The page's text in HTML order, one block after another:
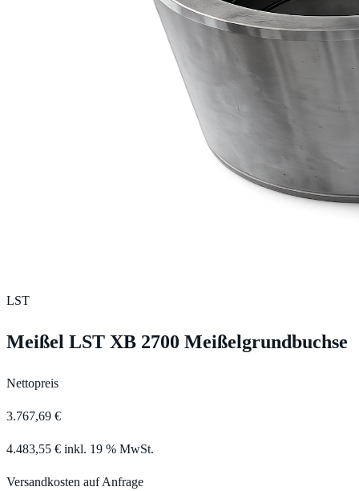
LST
Meißel LST XB 2700 Meißelgrundbuchse
Nettopreis
3.767,69 €
4.483,55 € inkl. 19 % MwSt.
Versandkosten auf Anfrage